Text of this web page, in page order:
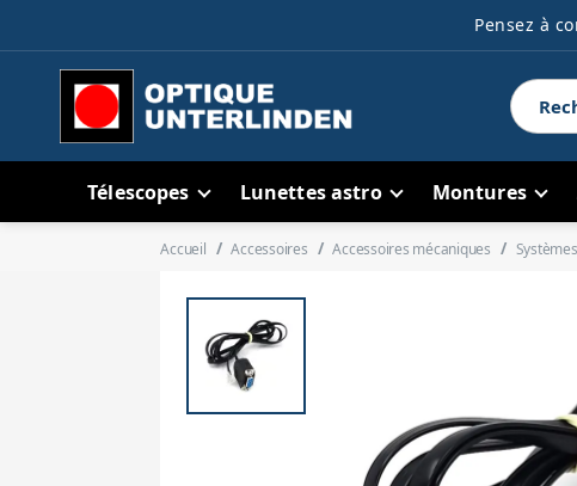
Pensez à
Télescopes Lunettes astro Montures
Accueil Accessoires Accessoires mécaniques